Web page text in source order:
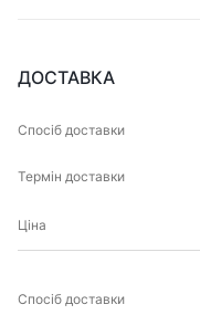
ДОСТАВКА
ДОСТАВКИДОСТАВКИ